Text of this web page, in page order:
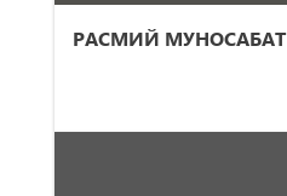
РАСМИЙ МУНОСАБАТ